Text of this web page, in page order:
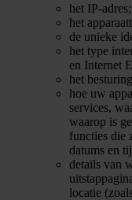
het IP-adres;
het
de unieke
het type
en Internet
het
hoe uw
services,
waarop is
functies die
datums en
details van
locatie